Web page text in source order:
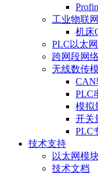
工业物联
机床
PLC以太
跨网段网
无线数传
CAN
PLC
模拟
开关
PLC
技术支持
以太网模
技术文档